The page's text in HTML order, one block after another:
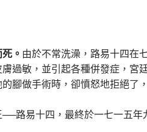
。 由於不常洗澡，路易十四在
過敏，並引起各種併發症，
腳做手術時，卻憤怒地拒絕
路易十四，最終於一七一五